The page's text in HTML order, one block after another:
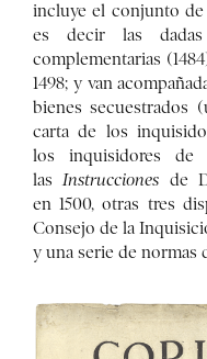
incluye el conjunto
es decir las
complementarias
1498; y van
bienes secuestrados
carta de los
los inquisidores de
lasInstrucciones de
en 1500, otras tres
Consejo de la
y una serie de normas